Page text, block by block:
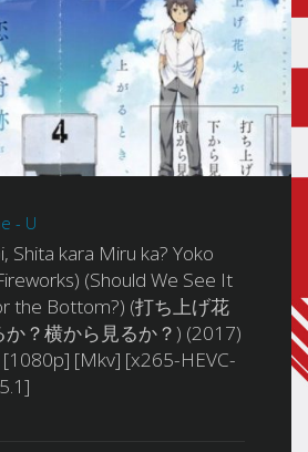
- U
Shita kara Miru ka? Yoko
(Should We See It
the Bottom?) (打ち上げ花
？横から見るか？) (2017)
[Mkv] [x265-HEVC-